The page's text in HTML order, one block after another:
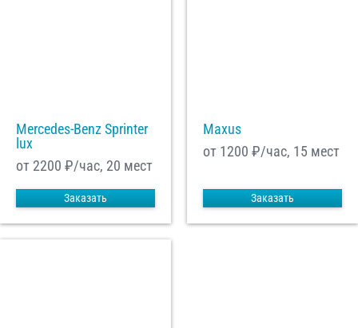
Mercedes-Benz Sprinter
lux
от 2200 ₽/час, 20 мест
Заказать
Maxus
от 1200 ₽/час, 15 мест
Заказать